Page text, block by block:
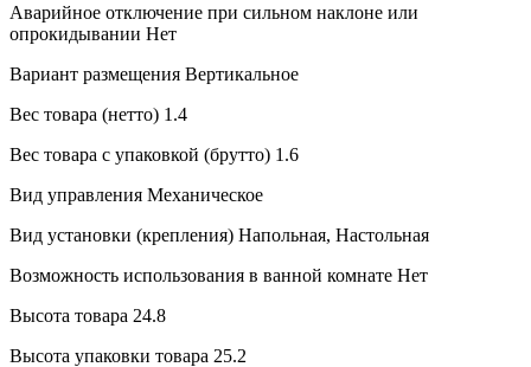
Аварийное отключение при сильном наклоне или
опрокидывании Нет
Вариант размещения Вертикальное
Вес товара (нетто) 1.4
Вес товара с упаковкой (брутто) 1.6
Вид управления Механическое
Вид установки (крепления) Напольная, Настольная
Возможность использования в ванной комнате Нет
Высота товара 24.8
Высота упаковки товара 25.2